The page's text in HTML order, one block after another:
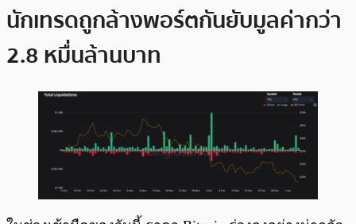
นักเทรดถูกล้างพอร์ตกันยับมูลค่ากว่า
2.8 หมื่นล้านบาท